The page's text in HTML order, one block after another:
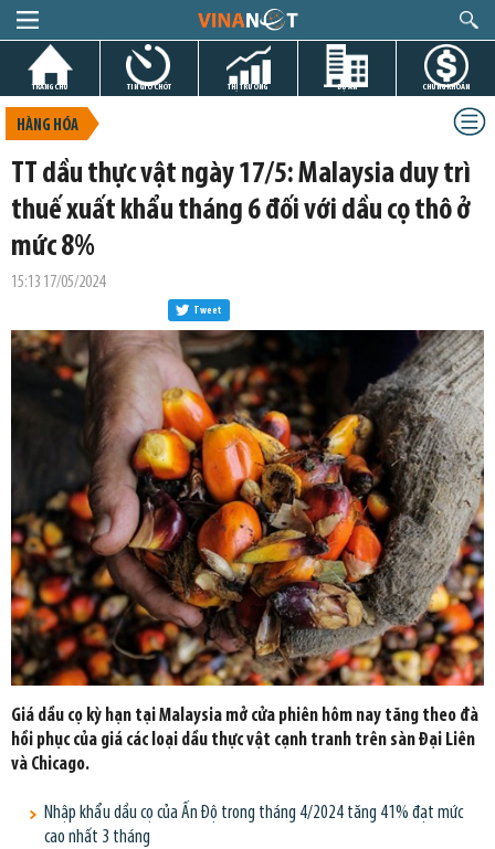
TRANG CHỦ TIN GIỜ CHÓT THỊ TRƯỜNG DỰ ÁN CHỨNG KHOÁN
HÀNG HÓA
TT dầu thực vật ngày 17/5: Malaysia duy trì
thuế xuất khẩu tháng 6 đối với dầu cọ thô ở
mức 8%
15:13 17/05/2024
Tweet
Giá dầu cọ kỳ hạn tại Malaysia mở cửa phiên hôm nay tăng theo đà
hồi phục của giá các loại dầu thực vật cạnh tranh trên sàn Đại Liên
và Chicago.
Nhập khẩu dầu cọ của Ấn Độ trong tháng 4/2024 tăng 41% đạt mức
cao nhất 3 tháng